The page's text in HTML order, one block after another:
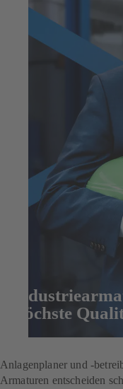
Höchste
Anlagenplaner und -
Armaturen entscheiden